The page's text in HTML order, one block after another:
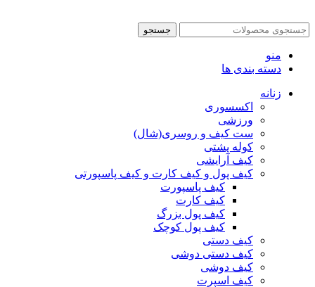
جستجو
منو
دسته بندی ها
زنانه
اکسسوری
ورزشی
ست کیف و روسری(شال)
کوله پشتی
کیف آرایشی
کیف پول و کیف کارت و کیف پاسپورتی
کیف پاسپورت
کیف کارت
کیف پول بزرگ
کیف پول کوچک
کیف دستی
کیف دستی دوشی
کیف دوشی
کیف اسپرت